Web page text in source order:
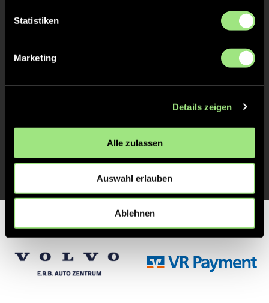
Statistiken
Marketing
Details zeigen
Alle zulassen
Auswahl erlauben
Ablehnen
17'
TOR 1:0, FELDTOR
Partner